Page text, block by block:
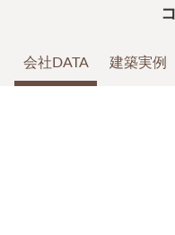
会社DATA 建築実例